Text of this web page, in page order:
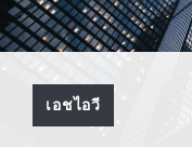
เอชไอวี